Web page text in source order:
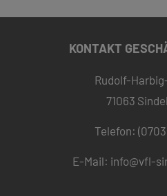
KONTAKT
Rudolf-
71063
Telefon:
E-Mail: info@vfl-